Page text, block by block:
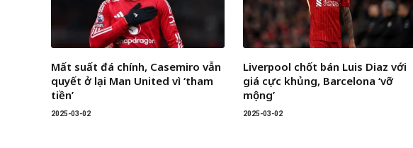
Mất suất đá chính, Casemiro vẫn
quyết ở lại Man United vì ‘tham
tiền’
2025-03-02
Liverpool chốt bán Luis Diaz với
giá cực khủng, Barcelona ‘vỡ
mộng’
2025-03-02